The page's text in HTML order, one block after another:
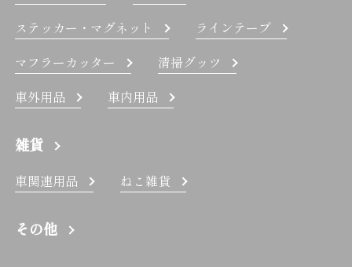
ステッカー・マグネット
ラインテープ
マフラーカッター
清掃グッツ
車外用品
車内用品
雑貨
車関連用品 ねこ雑貨
その他